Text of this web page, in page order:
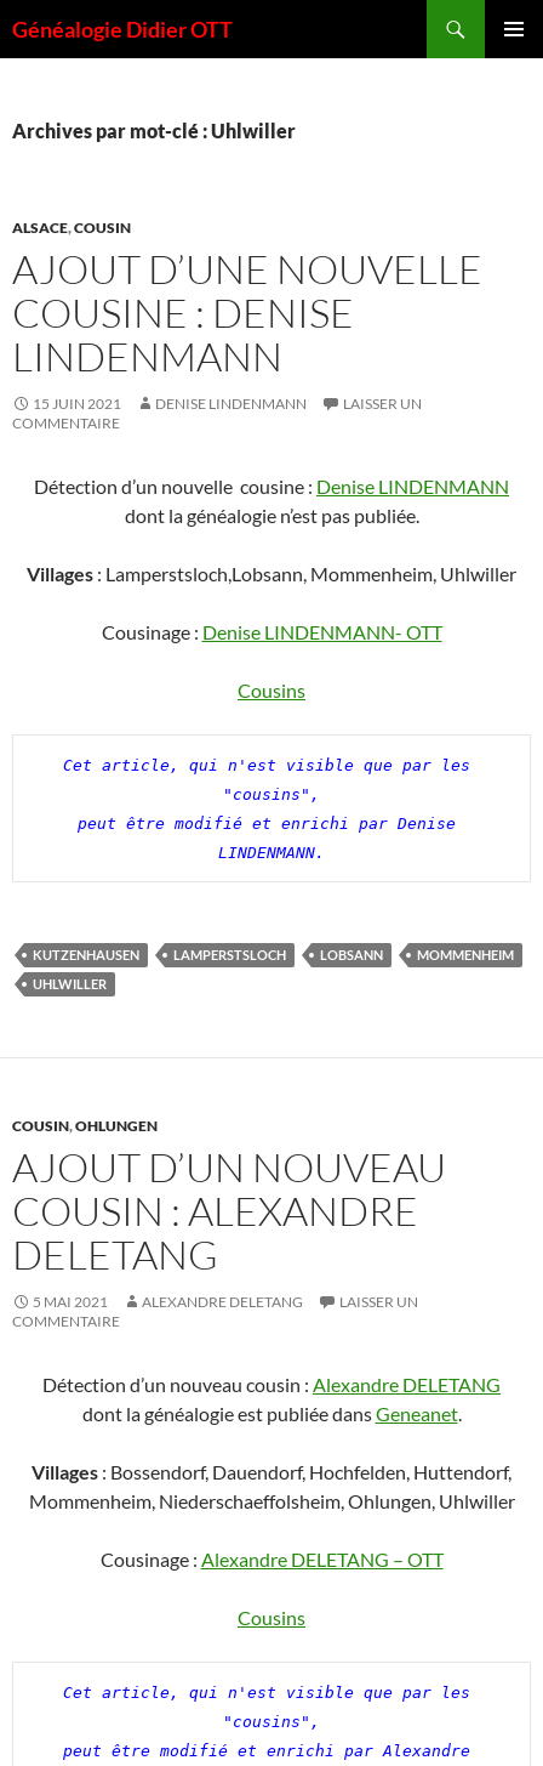
auGénéalogie Didier OTT
Archives par mot-clé : Uhlwiller
ALSACE,COUSIN
AJOUT D’UNE NOUVELLE
COUSINE : DENISE
LINDENMANN
15 JUIN 2021 DENISE LINDENMANN
LAISSER UN
COMMENTAIRE
Détection d’un nouvelle cousine : Denise LINDENMANN
dont la généalogie n’est pas publiée.
Villages : Lamperstsloch,Lobsann, Mommenheim, Uhlwiller
Cousinage : Denise LINDENMANN- OTT
Cousins
Cet article, qui n'est visible que par les
"cousins",
peut être modifié et enrichi par Denise
LINDENMANN.
KUTZENHAUSEN LAMPERSTSLOCH LOBSANN
MOMMENHEIM
UHLWILLER
COUSIN,OHLUNGEN
AJOUT D’UN NOUVEAU
COUSIN : ALEXANDRE
DELETANG
5 MAI 2021 ALEXANDRE DELETANG
LAISSER UN
COMMENTAIRE
Détection d’un nouveau cousin : Alexandre DELETANG
dont la généalogie est publiée dansGeneanet.
Villages : Bossendorf, Dauendorf, Hochfelden, Huttendorf,
Mommenheim, Niederschaeffolsheim, Ohlungen, Uhlwiller
Cousinage : Alexandre DELETANG – OTT
Cousins
Cet article, qui n'est visible que par les
"cousins",
peut être modifié et enrichi par Alexandre